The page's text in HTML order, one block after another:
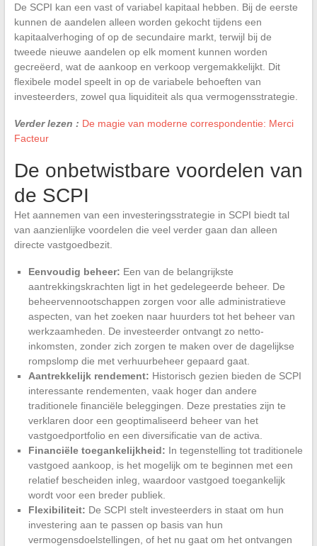
De SCPI kan een vast of variabel kapitaal hebben. Bij de eerste
kunnen de aandelen alleen worden gekocht tijdens een
kapitaalverhoging of op de secundaire markt, terwijl bij de
tweede nieuwe aandelen op elk moment kunnen worden
gecreëerd, wat de aankoop en verkoop vergemakkelijkt. Dit
flexibele model speelt in op de variabele behoeften van
investeerders, zowel qua liquiditeit als qua vermogensstrategie.
Verder lezen : De magie van moderne correspondentie: Merci
Facteur
De onbetwistbare voordelen van
de SCPI
Het aannemen van een investeringsstrategie in SCPI biedt tal
van aanzienlijke voordelen die veel verder gaan dan alleen
directe vastgoedbezit.
Eenvoudig beheer: Een van de belangrijkste
aantrekkingskrachten ligt in het gedelegeerde beheer. De
beheervennootschappen zorgen voor alle administratieve
aspecten, van het zoeken naar huurders tot het beheer van
werkzaamheden. De investeerder ontvangt zo netto-
inkomsten, zonder zich zorgen te maken over de dagelijkse
rompslomp die met verhuurbeheer gepaard gaat.
Aantrekkelijk rendement: Historisch gezien bieden de SCPI
interessante rendementen, vaak hoger dan andere
traditionele financiële beleggingen. Deze prestaties zijn te
verklaren door een geoptimaliseerd beheer van het
vastgoedportfolio en een diversificatie van de activa.
Financiële toegankelijkheid: In tegenstelling tot traditionele
vastgoed aankoop, is het mogelijk om te beginnen met een
relatief bescheiden inleg, waardoor vastgoed toegankelijk
wordt voor een breder publiek.
Flexibiliteit: De SCPI stelt investeerders in staat om hun
investering aan te passen op basis van hun
vermogensdoelstellingen, of het nu gaat om het ontvangen